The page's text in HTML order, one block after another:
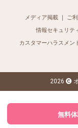
メディア掲載 ご
情報セキュリテ
カスタマーハラスメン
無料
2026